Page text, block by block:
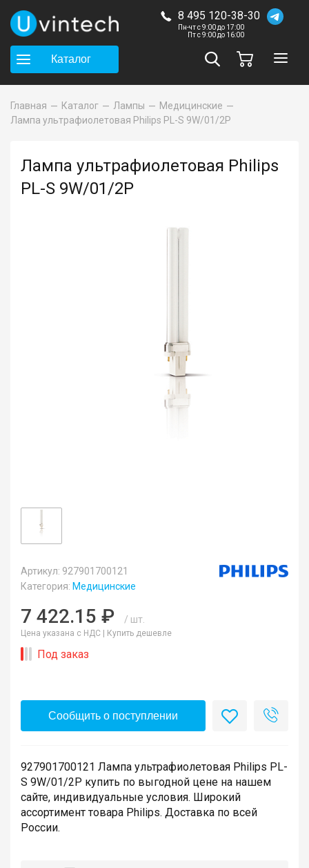
8 495 120-38-30
Пн-чт с 9:00 до 17:00
Пт с 9:00 до 16:00
Каталог
Главная Каталог Лампы
Медицинские
Лампа ультрафиолетовая Philips PL-S 9W/01/2P
Лампа ультрафиолетовая Philips
PL-S 9W/01/2P
Артикул: 927901700121
Категория: Медицинские
7 422.15 ₽ / шт.
Цена указана с НДС | Купить дешевле
Под заказ
Сообщить о поступлении
927901700121 Лампа ультрафиолетовая Philips PL-
S 9W/01/2P купить по выгодной цене на нашем
сайте, индивидуальные условия. Широкий
ассортимент товара Philips. Доставка по всей
России.